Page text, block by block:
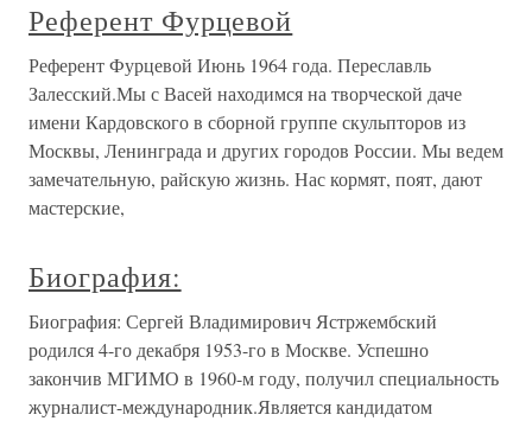
Референт Фурцевой
Референт Фурцевой Июнь 1964 года. Переславль
Залесский.Мы с Васей находимся на творческой даче
имени Кардовского в сборной группе скульпторов из
Москвы, Ленинграда и других городов России. Мы ведем
замечательную, райскую жизнь. Нас кормят, поят, дают
мастерские,
Биография:
Биография: Сергей Владимирович Ястржембский
родился 4-го декабря 1953-го в Москве. Успешно
закончив МГИМО в 1960-м году, получил специальность
журналист-международник.Является кандидатом